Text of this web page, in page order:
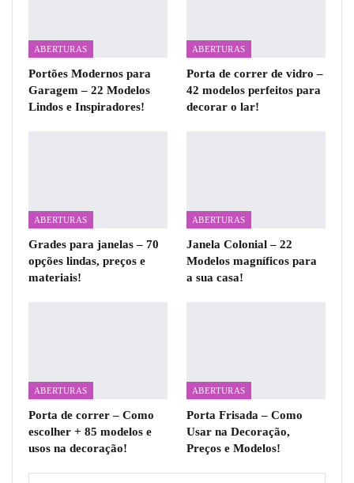
ABERTURAS
Portões Modernos para
Garagem – 22 Modelos
Lindos e Inspiradores!
ABERTURAS
Porta de correr de vidro –
42 modelos perfeitos para
decorar o lar!
ABERTURAS
Grades para janelas – 70
opções lindas, preços e
materiais!
ABERTURAS
Janela Colonial – 22
Modelos magníficos para
a sua casa!
ABERTURAS
Porta de correr – Como
escolher + 85 modelos e
usos na decoração!
ABERTURAS
Porta Frisada – Como
Usar na Decoração,
Preços e Modelos!